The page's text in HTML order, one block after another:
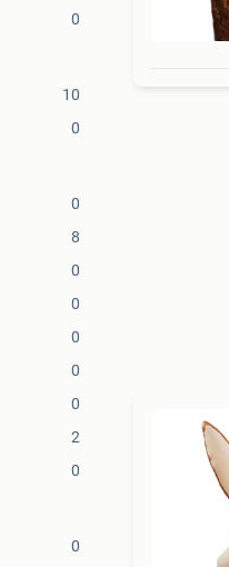
0
10
0
0
8
0
0
0
0
0
2
0
0